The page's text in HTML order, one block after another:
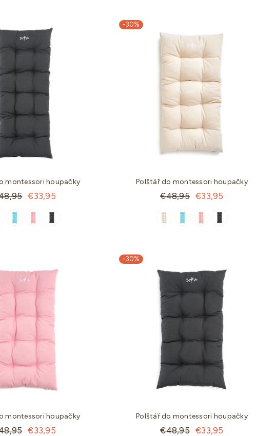
montessori houpačky
€33,95
-30%
Polštář do montessori houpačky
Standartní
€48,95 €33,95
montessori houpačky
€33,95
-30%
Polštář do montessori houpačky
Standartní
€48,95 €33,95